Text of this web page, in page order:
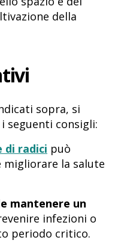
della
sopra, si
seguenti consigli:
radici può
migliorare la salute
mantenere un
infezioni o
periodo critico.